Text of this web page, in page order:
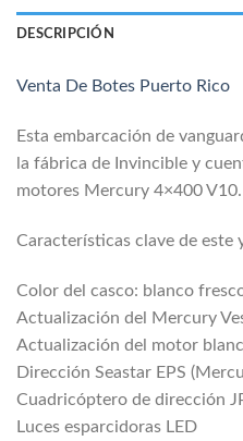
DESCRIPCIÓN
Venta De Botes Puerto Rico
Esta embarcación de
la fábrica de Invincible y
motores Mercury 4×400 V10.
Características clave de este
Color del casco: blanco
Actualización del Mercury
Actualización del motor
Dirección Seastar EPS
Cuadricóptero de dirección
Luces esparcidoras LED